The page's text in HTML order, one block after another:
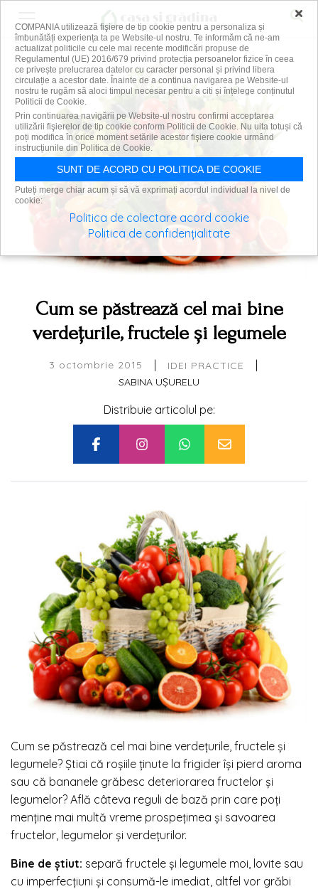
Cum se păstrează cel mai bine
verdețurile, fructele și legumele
3 octombrie 2015 | IDEI PRACTICE |
SABINA UȘURELU
Distribuie articolul pe:
Cum se păstrează cel mai bine verdețurile, fructele și
legumele? Știai că roșiile ținute la frigider își pierd aroma
sau că bananele grăbesc deteriorarea fructelor și
legumelor? Află câteva reguli de bază prin care poți
menține mai multă vreme prospețimea și savoarea
fructelor, legumelor și verdețurilor.
Bine de știut: separă fructele și legumele moi, lovite sau
cu imperfecțiuni și consumă-le imediat, altfel vor grăbi
×
COMPANIA utilizează fişiere de tip cookie pentru a personaliza și
îmbunătăți experiența ta pe Website-ul nostru. Te informăm că ne-am
actualizat politicile cu cele mai recente modificări propuse de
Regulamentul (UE) 2016/679 privind protecția persoanelor fizice în ceea
ce privește prelucrarea datelor cu caracter personal și privind libera
circulație a acestor date. Înainte de a continua navigarea pe Website-ul
nostru te rugăm să aloci timpul necesar pentru a citi și înțelege conținutul
Politicii de Cookie.
Prin continuarea navigării pe Website-ul nostru confirmi acceptarea
utilizării fişierelor de tip cookie conform Politicii de Cookie. Nu uita totuși că
poți modifica în orice moment setările acestor fişiere cookie urmând
instrucțiunile din Politica de Cookie.
SUNT DE ACORD CU POLITICA DE COOKIE
Puteți merge chiar acum și să vă exprimați acordul individual la nivel de
cookie:
Politica de colectare acord cookie
Politica de confidențialitate